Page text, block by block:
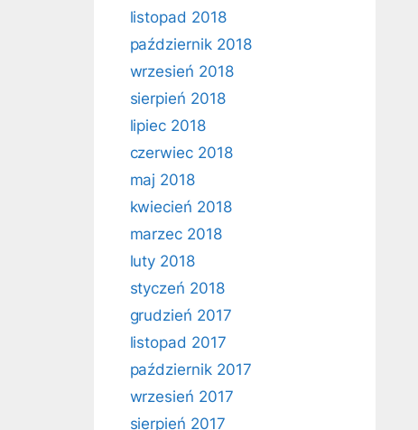
listopad 2018
październik 2018
wrzesień 2018
sierpień 2018
lipiec 2018
czerwiec 2018
maj 2018
kwiecień 2018
marzec 2018
luty 2018
styczeń 2018
grudzień 2017
listopad 2017
październik 2017
wrzesień 2017
sierpień 2017